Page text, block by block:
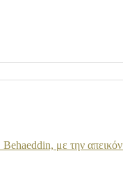
με την